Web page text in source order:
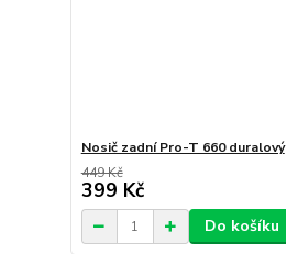
Nosič zadní Pro-T 660 duralový
449 Kč
399 Kč
Do košíku